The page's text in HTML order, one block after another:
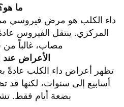
ما
داء الكلب هو مرض فيروسي
المركزي. ينتقل الفيروس
مصاب، غالباً
الأعراض عند
تظهر أعراض داء الكلب عادةً
أسابيع إلى سنوات، لكنها قد
بضعة أيام فقط.